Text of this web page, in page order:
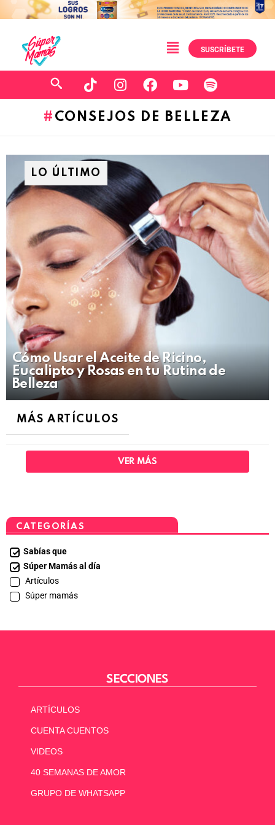
SUSCRÍBETE
CONSEJOS DE BELLEZA
LO ÚLTIMO
Cómo Usar el Aceite de Ricino,
Eucalipto y Rosas en tu Rutina de
Belleza
MÁS ARTÍCULOS
VER MÁS
CATEGORÍAS
Sabías que
Súper Mamás al día
Artículos
Súper mamás
SECCIONES
ARTÍCULOS
CUENTA CUENTOS
VIDEOS
40 SEMANAS DE AMOR
GRUPO DE WHATSAPP